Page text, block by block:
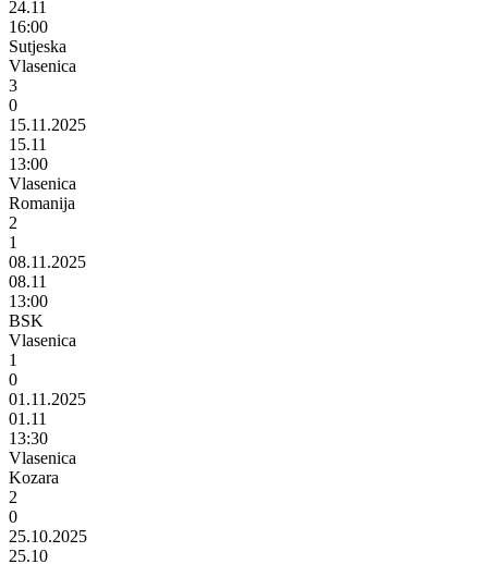
24.11
16:00
Sutjeska
Vlasenica
3
0
15.11.2025
15.11
13:00
Vlasenica
Romanija
2
1
08.11.2025
08.11
13:00
BSK
Vlasenica
1
0
01.11.2025
01.11
13:30
Vlasenica
Kozara
2
0
25.10.2025
25.10